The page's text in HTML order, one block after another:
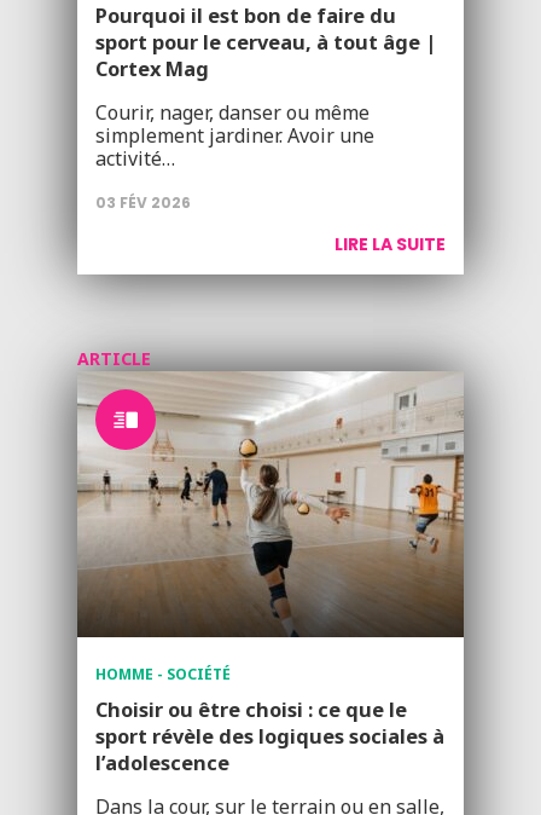
Pourquoi il est bon de faire du
sport pour le cerveau, à tout âge |
Cortex Mag
Courir, nager, danser ou même
simplement jardiner. Avoir une
activité…
03 FÉV 2026
LIRE LA SUITE
ARTICLE
HOMME - SOCIÉTÉ
Choisir ou être choisi : ce que le
sport révèle des logiques sociales à
l’adolescence
Dans la cour, sur le terrain ou en salle,